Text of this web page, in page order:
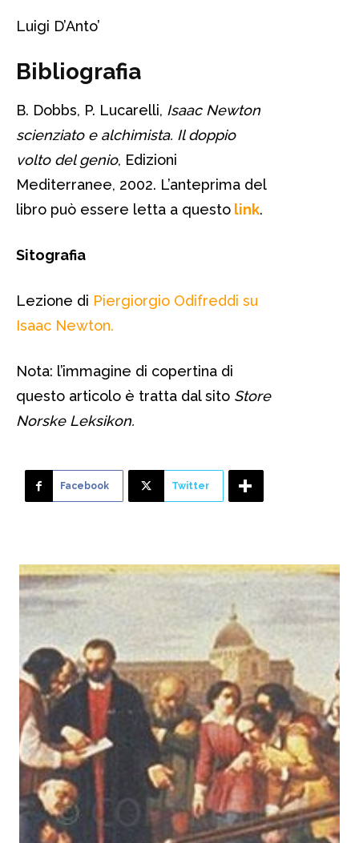
Luigi D’Anto’
Bibliografia
B. Dobbs, P. Lucarelli, Isaac Newton
scienziato e alchimista. Il doppio
volto del genio, Edizioni
Mediterranee, 2002. L’anteprima del
libro può essere letta a questo link.
Sitografia
Lezione di Piergiorgio Odifreddi su
Isaac Newton.
Nota: l’immagine di copertina di
questo articolo è tratta dal sito Store
Norske Leksikon.
Facebook Twitter